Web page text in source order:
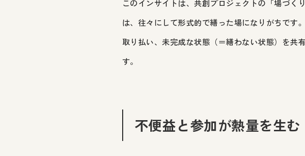
このインサイトは、共創プロジェクトの「場づく
は、往々にして形式的で繕った場になりがちです
取り払い、未完成な状態（＝繕わない状態）を共
す。
不便益と参加が熱量を生む